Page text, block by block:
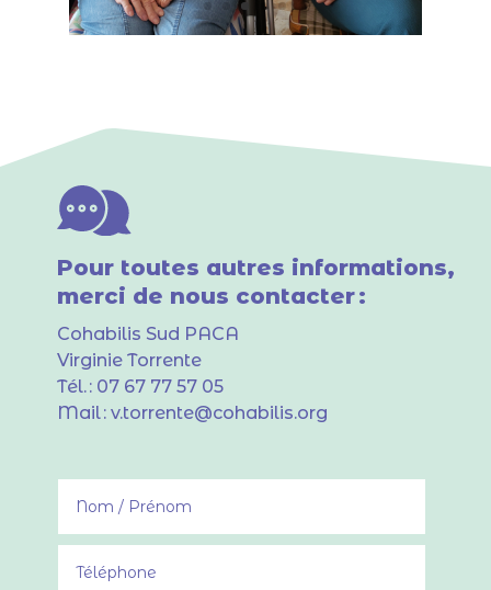
Pour toutes autres informations,
merci de nous contacter :
Cohabilis Sud PACA
Virginie Torrente
Tél. : 07 67 77 57 05
Mail :v.torrente@cohabilis.org